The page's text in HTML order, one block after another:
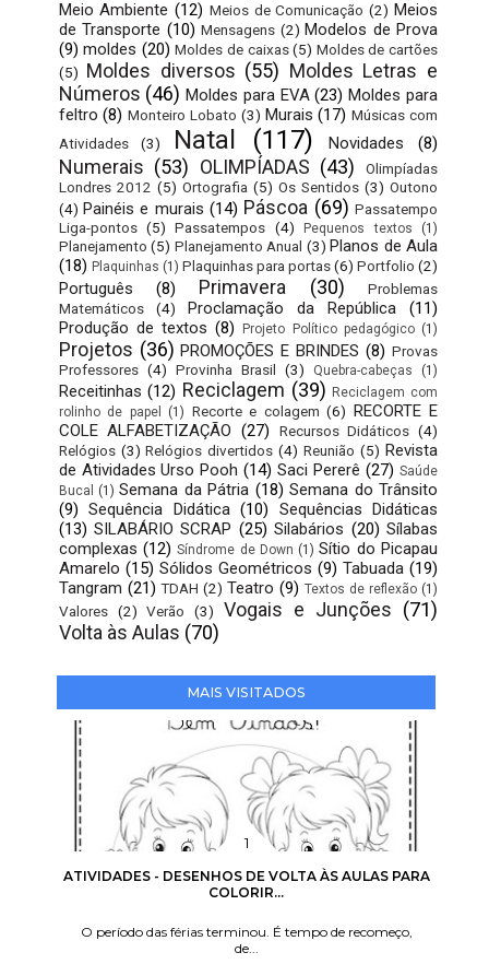
Meio Ambiente (12) Meios de Comunicação (2) Meios
de Transporte (10) Mensagens (2) Modelos de Prova
(9) moldes (20) Moldes de caixas (5) Moldes de cartões
(5) Moldes diversos (55) Moldes Letras e
Números (46) Moldes para EVA (23) Moldes para
feltro (8) Monteiro Lobato (3) Murais (17) Músicas com
Atividades
(3) Natal (117) Novidades (8)
Numerais (53) OLIMPÍADAS (43)
Olimpíadas
Londres 2012 (5) Ortografia (5) Os Sentidos (3) Outono
(4) Painéis e murais (14) Páscoa (69) Passatempo
Liga-pontos (5) Passatempos (4) Pequenos textos (1)
Planejamento (5) Planejamento Anual (3) Planos de Aula
(18) Plaquinhas (1) Plaquinhas para portas(6) Portfolio (2)
Português (8) Primavera (30)
Problemas
Matemáticos
(4) Proclamação da República
(11)
Produção de textos (8) Projeto Político pedagógico (1)
Projetos (36) PROMOÇÕES E BRINDES (8) Provas
Professores (4) Provinha Brasil (3) Quebra-cabeças (1)
Receitinhas (12) Reciclagem (39) Reciclagem com
rolinho de papel
(1) Recorte e colagem (6) RECORTE E
COLE ALFABETIZAÇÃO (27) Recursos Didáticos (4)
Relógios (3) Relógios divertidos (4) Reunião (5) Revista
de Atividades Urso Pooh (14) Saci Pererê (27) Saúde
Bucal
(1) Semana da Pátria (18) Semana do Trânsito
(9) Sequência Didática (10)
Sequências Didáticas
(13) SILABÁRIO SCRAP (25) Silabários (20) Sílabas
complexas (12) Síndrome de Down (1) Sítio do Picapau
Amarelo (15) Sólidos Geométricos (9) Tabuada (19)
Tangram (21) TDAH (2) Teatro (9) Textos de reflexão (1)
Valores (2) Verão (3) Vogais e Junções (71)
Volta às Aulas (70)
MAIS VISITADOS
ATIVIDADES - DESENHOS DE VOLTA ÀS AULAS PARA
COLORIR...
O período das férias terminou. É tempo de recomeço,
de...